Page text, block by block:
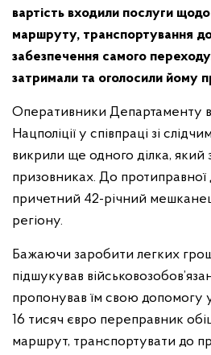
вартість входили послуги щодо
маршруту, транспортування
забезпечення самого
затримали та оголосили йому
Оперативники Департаменту
Нацполіції у співпраці зі
викрили ще одного ділка, який
призовниках. До протиправної
причетний 42-річний
регіону.
Бажаючи заробити легких
підшукував
пропонував їм свою допомогу у
16 тисяч євро переправник
маршрут, транспортувати до